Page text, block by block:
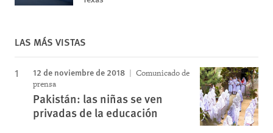
LAS MÁS VISTAS
12 de noviembre de 2018
Comunicado de
prensa
Pakistán: las niñas se ven
privadas de la educación